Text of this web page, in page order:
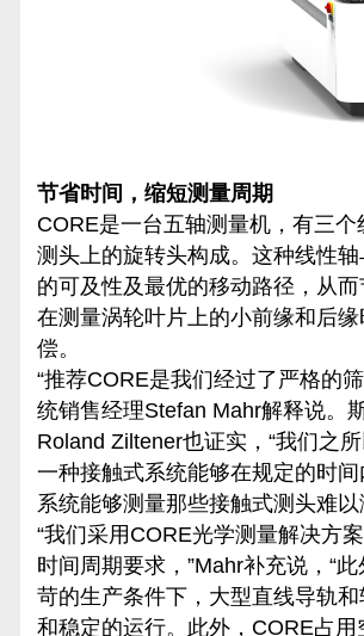
节省时间，缩短测量周期
CORE是一台五轴测量机，有三
测头上的旋转头构成。这种线性
的可及性及最优的移动路径，从
在测量涡轮叶片上的小前缘和后
偿。
“推荐CORE是我们经过了严格的
统销售经理Stefan Mahr解释说。
Roland Ziltener也证实，“我们之
一种接触式系统能够在规定的时
系统能够测量那些接触式测头难
“我们采用CORE光学测量解决方
时间周期要求，”Mahr补充说，“
苛的生产条件下，大型直线导轨
和稳定的运行。此外，CORE占